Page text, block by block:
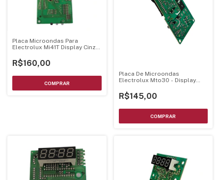
Placa Microondas Para
Electrolux Mi41T Display Cinza
R$160,00
Placa De Microondas
Electrolux Mto30 - Display
R$145,00